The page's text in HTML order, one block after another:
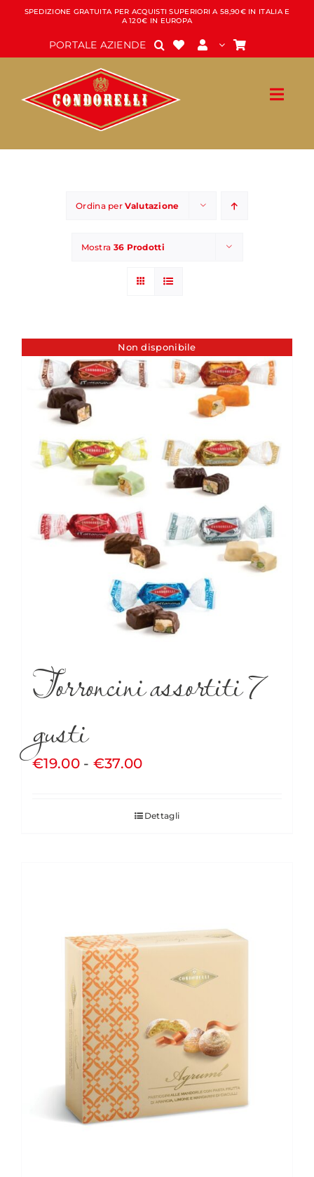
Salta
contenuto
SPEDIZIONE GRATUITA PER ACQUISTI SUPERIORI A 58,90€ IN ITALIA E
A 120€ IN EUROPA
PORTALE AZIENDE
Ordina perValutazione
Mostra 36 Prodotti
Non disponibile
Torroncini assortiti 7
gusti
€19.00 - €37.00Fascia
da
Dettagli